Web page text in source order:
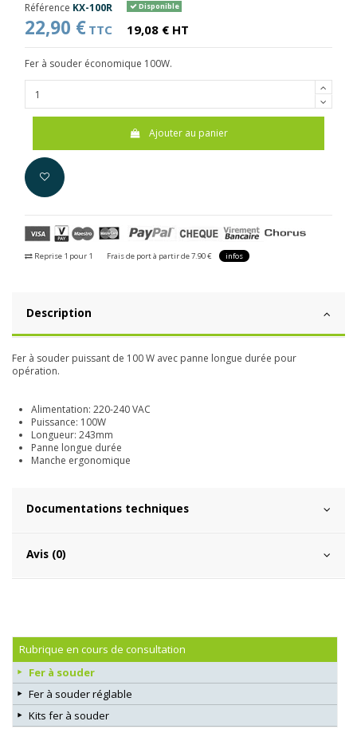
Référence KX-100R Disponible
22,90 € TTC 19,08 € HT
Fer à souder économique 100W.
Ajouter au panier
Reprise 1 pour 1 Frais de port à partir de 7.90 € infos
Description
Fer à souder puissant de 100 W avec panne longue durée pour
opération.
Alimentation: 220-240 VAC
Puissance: 100W
Longueur: 243mm
Panne longue durée
Manche ergonomique
Documentations techniques
Avis (0)
Rubrique en cours de consultation
Fer à souder
Fer à souder réglable
Kits fer à souder